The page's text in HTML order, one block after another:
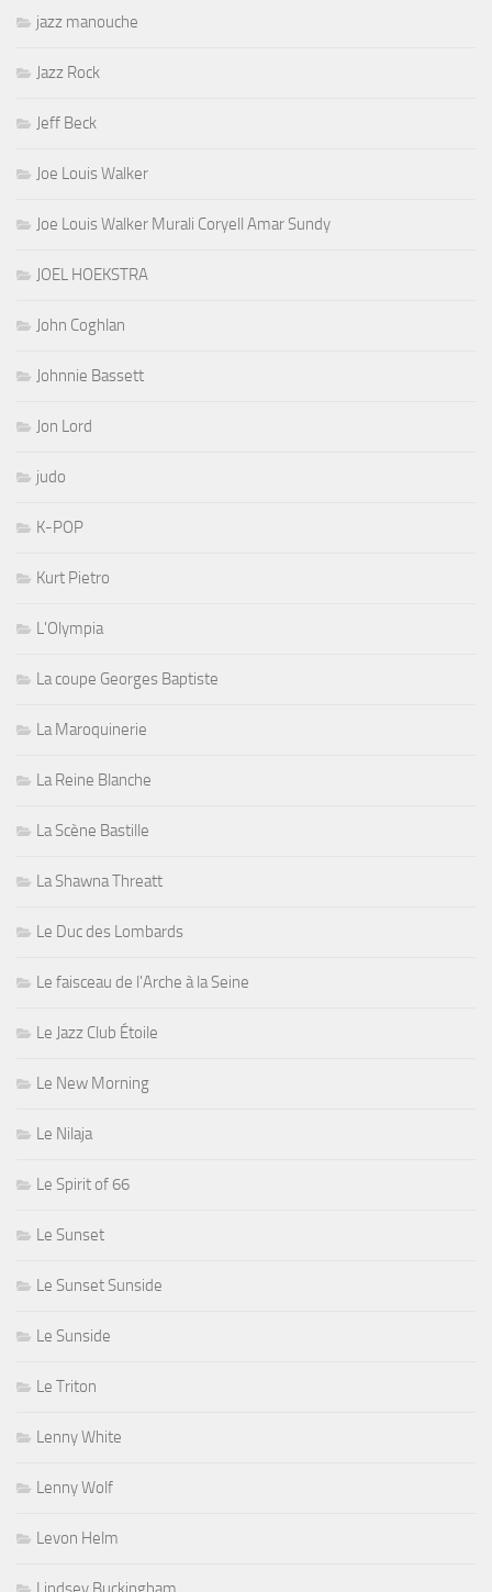
jazz manouche
Jazz Rock
Jeff Beck
Joe Louis Walker
Joe Louis Walker Murali Coryell Amar Sundy
JOEL HOEKSTRA
John Coghlan
Johnnie Bassett
Jon Lord
judo
K-POP
Kurt Pietro
L'Olympia
La coupe Georges Baptiste
La Maroquinerie
La Reine Blanche
La Scène Bastille
La Shawna Threatt
Le Duc des Lombards
Le faisceau de l'Arche à la Seine
Le Jazz Club Étoile
Le New Morning
Le Nilaja
Le Spirit of 66
Le Sunset
Le Sunset Sunside
Le Sunside
Le Triton
Lenny White
Lenny Wolf
Levon Helm